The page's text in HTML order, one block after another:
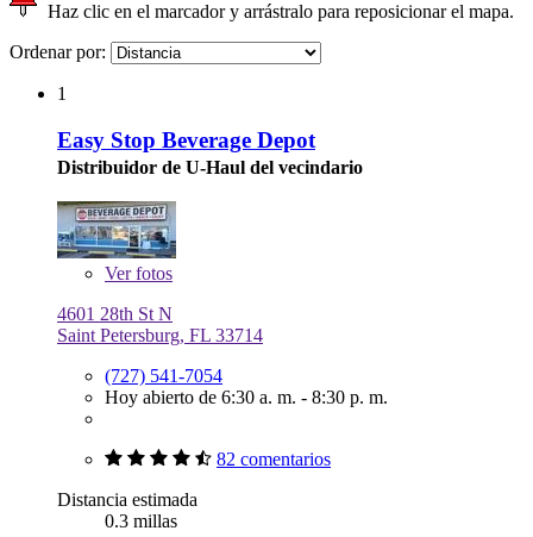
Haz clic en el marcador y arrástralo para reposicionar el mapa.
Ordenar por:
1
Easy Stop Beverage Depot
Distribuidor de U-Haul del vecindario
Verfotos
4601 28th St N
Saint Petersburg, FL 33714
(727) 541-7054
Hoy abierto de 6:30 a. m. - 8:30 p. m.
82 comentarios
Distancia estimada
0.3 millas